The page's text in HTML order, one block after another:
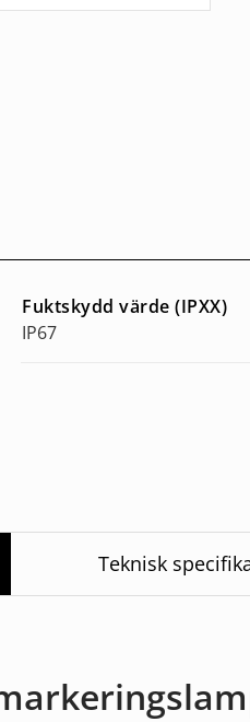
Fuktskydd värde (IPXX)
IP67
Teknisk